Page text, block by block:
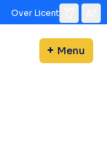
Over Licent
Menu